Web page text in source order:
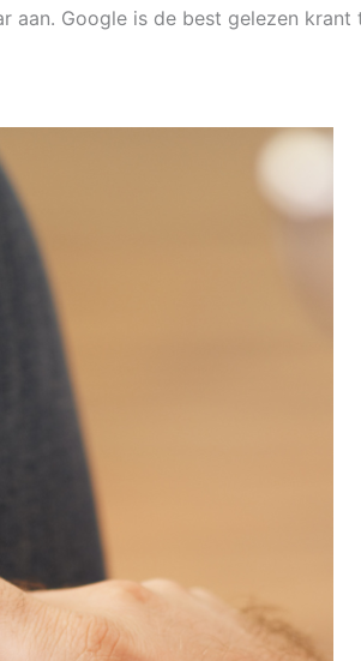
aan. Google is de best gelezen krant